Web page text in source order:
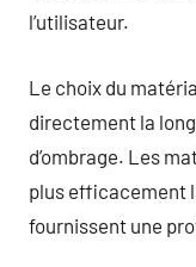
l’utilisateur.
Le choix du
directement la
d’ombrage. Les
plus efficacement
fournissent une